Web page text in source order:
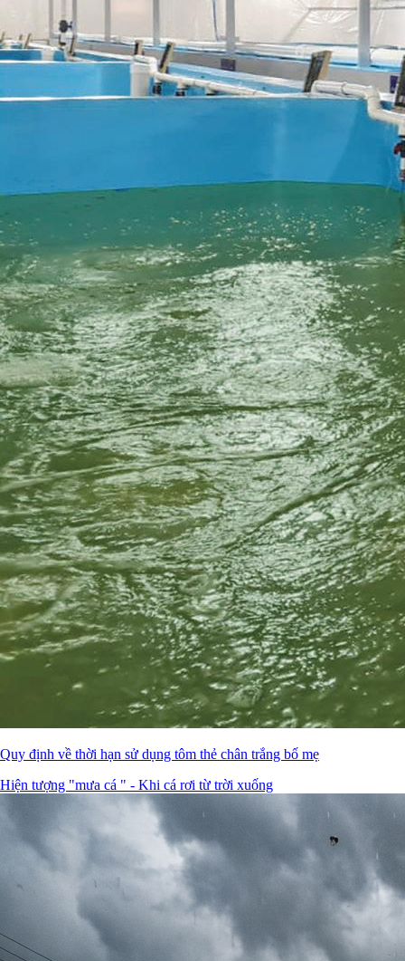
Quy định về thời hạn sử dụng tôm thẻ chân trắng bố mẹ
Hiện tượng "mưa cá " - Khi cá rơi từ trời xuống